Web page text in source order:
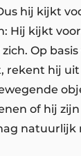
hij kijkt
Hij kijkt
Op
rekent hij
of hij
natuurlijk